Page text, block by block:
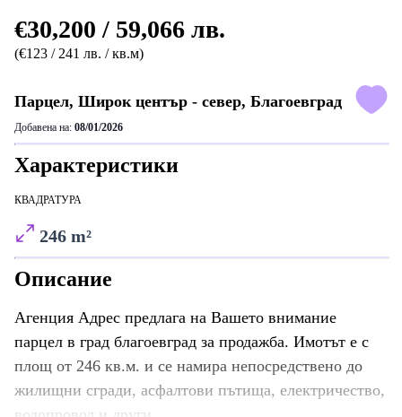
€30,200 / 59,066 лв.
(€123 / 241 лв. / кв.м)
Парцел, Широк център - север, Благоевград
Добавена на: 08/01/2026
Характеристики
КВАДРАТУРА
246 m²
Описание
Агенция Адрес предлага на Вашето внимание
парцел в град благоевград за продажба. Имотът е с
площ от 246 кв.м. и се намира непосредствено до
жилищни сгради, асфалтови пътища, електричество,